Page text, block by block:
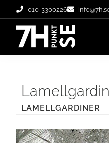
010-3300226
Lamellgardin
LAMELLGARDINER